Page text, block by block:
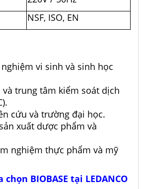
NSF, ISO, EN
vi sinh và sinh học
và trung tâm kiểm soát dịch
cứu và trường đại học.
xuất dược phẩm và
nghiệm thực phẩm và mỹ
BIOBASE tại LEDANCO